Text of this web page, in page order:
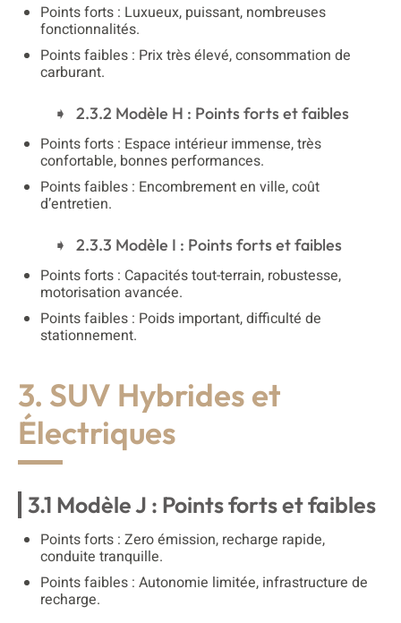
Points forts : Luxueux, puissant, nombreuses
fonctionnalités.
Points faibles : Prix très élevé, consommation de
carburant.
2.3.2 Modèle H : Points forts et faibles
Points forts : Espace intérieur immense, très
confortable, bonnes performances.
Points faibles : Encombrement en ville, coût
d’entretien.
2.3.3 Modèle I : Points forts et faibles
Points forts : Capacités tout-terrain, robustesse,
motorisation avancée.
Points faibles : Poids important, difficulté de
stationnement.
3. SUV Hybrides et
Électriques
3.1 Modèle J : Points forts et faibles
Points forts : Zero émission, recharge rapide,
conduite tranquille.
Points faibles : Autonomie limitée, infrastructure de
recharge.